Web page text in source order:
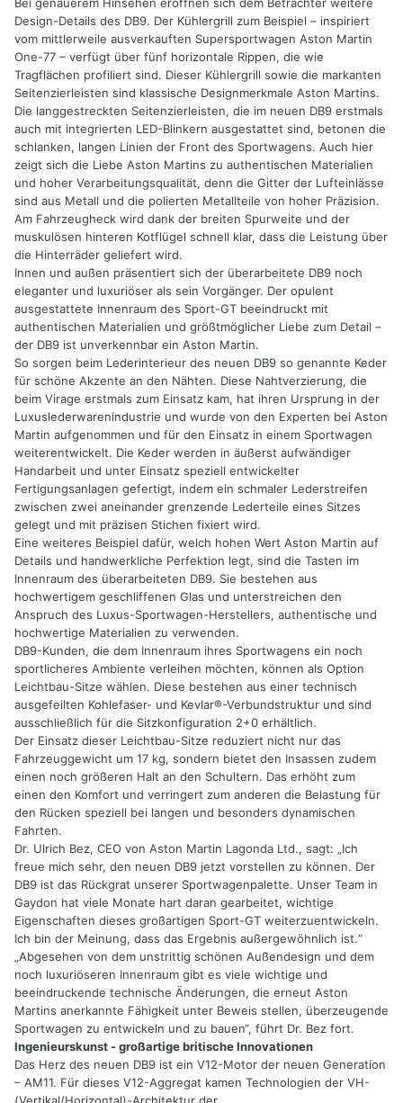
Bei genauerem Hinsehen eröffnen sich dem Betrachter weitere
Design-Details des DB9. Der Kühlergrill zum Beispiel – inspiriert
vom mittlerweile ausverkauften Supersportwagen Aston Martin
One-77 – verfügt über fünf horizontale Rippen, die wie
Tragflächen profiliert sind. Dieser Kühlergrill sowie die markanten
Seitenzierleisten sind klassische Designmerkmale Aston Martins.
Die langgestreckten Seitenzierleisten, die im neuen DB9 erstmals
auch mit integrierten LED-Blinkern ausgestattet sind, betonen die
schlanken, langen Linien der Front des Sportwagens. Auch hier
zeigt sich die Liebe Aston Martins zu authentischen Materialien
und hoher Verarbeitungsqualität, denn die Gitter der Lufteinlässe
sind aus Metall und die polierten Metallteile von hoher Präzision.
Am Fahrzeugheck wird dank der breiten Spurweite und der
muskulösen hinteren Kotflügel schnell klar, dass die Leistung über
die Hinterräder geliefert wird.
Innen und außen präsentiert sich der überarbeitete DB9 noch
eleganter und luxuriöser als sein Vorgänger. Der opulent
ausgestattete Innenraum des Sport-GT beeindruckt mit
authentischen Materialien und größtmöglicher Liebe zum Detail –
der DB9 ist unverkennbar ein Aston Martin.
So sorgen beim Lederinterieur des neuen DB9 so genannte Keder
für schöne Akzente an den Nähten. Diese Nahtverzierung, die
beim Virage erstmals zum Einsatz kam, hat ihren Ursprung in der
Luxuslederwarenindustrie und wurde von den Experten bei Aston
Martin aufgenommen und für den Einsatz in einem Sportwagen
weiterentwickelt. Die Keder werden in äußerst aufwändiger
Handarbeit und unter Einsatz speziell entwickelter
Fertigungsanlagen gefertigt, indem ein schmaler Lederstreifen
zwischen zwei aneinander grenzende Lederteile eines Sitzes
gelegt und mit präzisen Stichen fixiert wird.
Eine weiteres Beispiel dafür, welch hohen Wert Aston Martin auf
Details und handwerkliche Perfektion legt, sind die Tasten im
Innenraum des überarbeiteten DB9. Sie bestehen aus
hochwertigem geschliffenen Glas und unterstreichen den
Anspruch des Luxus-Sportwagen-Herstellers, authentische und
hochwertige Materialien zu verwenden.
DB9-Kunden, die dem Innenraum ihres Sportwagens ein noch
sportlicheres Ambiente verleihen möchten, können als Option
Leichtbau-Sitze wählen. Diese bestehen aus einer technisch
ausgefeilten Kohlefaser- und Kevlar®-Verbundstruktur und sind
ausschließlich für die Sitzkonfiguration 2+0 erhältlich.
Der Einsatz dieser Leichtbau-Sitze reduziert nicht nur das
Fahrzeuggewicht um 17 kg, sondern bietet den Insassen zudem
einen noch größeren Halt an den Schultern. Das erhöht zum
einen den Komfort und verringert zum anderen die Belastung für
den Rücken speziell bei langen und besonders dynamischen
Fahrten.
Dr. Ulrich Bez, CEO von Aston Martin Lagonda Ltd., sagt: „Ich
freue mich sehr, den neuen DB9 jetzt vorstellen zu können. Der
DB9 ist das Rückgrat unserer Sportwagenpalette. Unser Team in
Gaydon hat viele Monate hart daran gearbeitet, wichtige
Eigenschaften dieses großartigen Sport-GT weiterzuentwickeln.
Ich bin der Meinung, dass das Ergebnis außergewöhnlich ist.“
„Abgesehen von dem unstrittig schönen Außendesign und dem
noch luxuriöseren Innenraum gibt es viele wichtige und
beeindruckende technische Änderungen, die erneut Aston
Martins anerkannte Fähigkeit unter Beweis stellen, überzeugende
Sportwagen zu entwickeln und zu bauen“, führt Dr. Bez fort.
Ingenieurskunst - großartige britische Innovationen
Das Herz des neuen DB9 ist ein V12-Motor der neuen Generation
– AM11. Für dieses V12-Aggregat kamen Technologien der VH-